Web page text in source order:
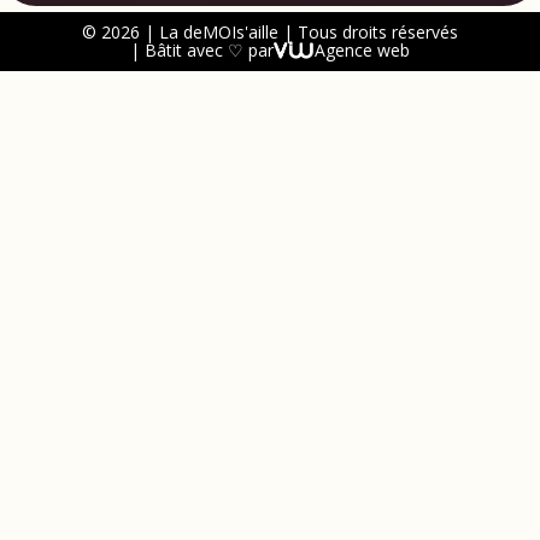
© 2026 | La deMOIs'aille | Tous droits réservés
| Bâtit avec ♡ par Agence web